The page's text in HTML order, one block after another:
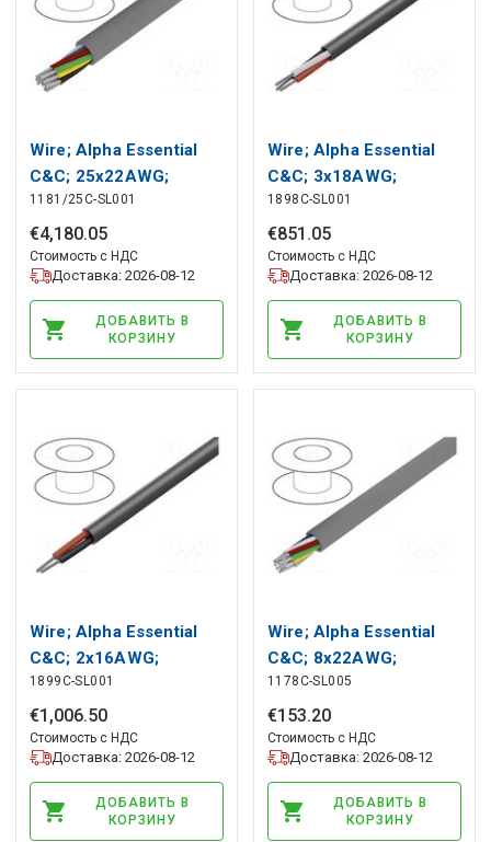
Wire; Alpha Essential
C&C; 25x22AWG;
unshielded; 300V;
305m; Cu ALPHA WIRE
1181/25C-SL001
€4,180.05
Стоимость с НДС
Доставка: 2026-08-12
ДОБАВИТЬ В
КОРЗИНУ
Wire; Alpha Essential
C&C; 3x18AWG;
unshielded; 300V;
305m; Cu ALPHA WIRE
1898C-SL001
€851 .05
Стоимость с НДС
Доставка: 2026-08-12
ДОБАВИТЬ В
КОРЗИНУ
Wire; Alpha Essential
C&C; 2x16AWG;
unshielded; 300V;
305m; Cu ALPHA WIRE
1899C-SL001
€1 ,006.50
Стоимость с НДС
Доставка: 2026-08-12
ДОБАВИТЬ В
КОРЗИНУ
Wire; Alpha Essential
C&C; 8x22AWG;
unshielded; 300V;
30.5m; Cu ALPHA WIRE
1178C-SL005
€153.20
Стоимость с НДС
Доставка: 2026-08-12
ДОБАВИТЬ В
КОРЗИНУ